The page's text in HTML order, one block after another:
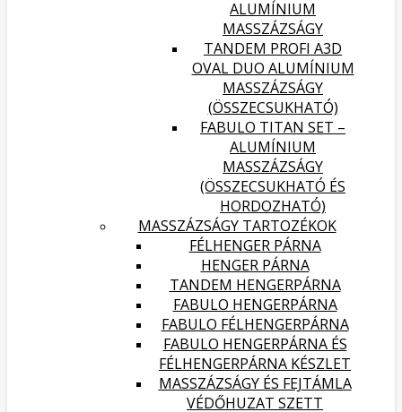
ALUMÍNIUM
MASSZÁZSÁGY
TANDEM PROFI A3D
OVAL DUO ALUMÍNIUM
MASSZÁZSÁGY
(ÖSSZECSUKHATÓ)
FABULO TITAN SET –
ALUMÍNIUM
MASSZÁZSÁGY
(ÖSSZECSUKHATÓ ÉS
HORDOZHATÓ)
MASSZÁZSÁGY TARTOZÉKOK
FÉLHENGER PÁRNA
HENGER PÁRNA
TANDEM HENGERPÁRNA
FABULO HENGERPÁRNA
FABULO FÉLHENGERPÁRNA
FABULO HENGERPÁRNA ÉS
FÉLHENGERPÁRNA KÉSZLET
MASSZÁZSÁGY ÉS FEJTÁMLA
VÉDŐHUZAT SZETT